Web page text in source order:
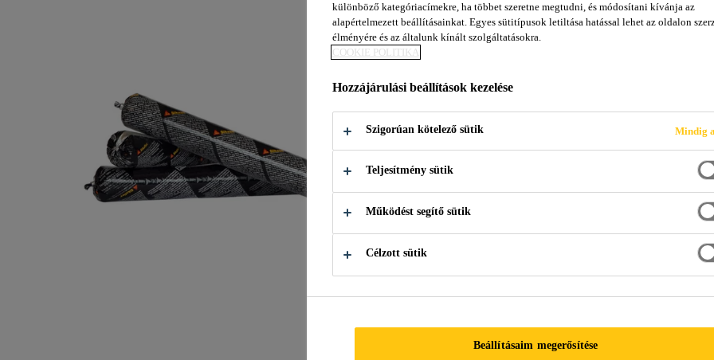
Sikaflex®-228
Önterülő ragasztóanyag nagyfelületű
A Sikaflex®-228 egykomponensű, önterülő,
anyagból készült panelek, például oldószerálló hab
Ideális nagyfelületű ragasztáshoz
Önterülő / alacsony viszkozitás
Rugalmas
különböző kategóriacímekre, ha többet szeretne megtudni, és módosítani kívánja az
alapértelmezett beállításainkat. Egyes sütitípusok letiltása hatással lehet az oldalon
élményére és az általunk kínált szolgáltatásokra.
COOKIE POLITIKA
Hozzájárulási beállítások kezelése
Szigorúan kötelező sütik Mindig
Teljesítmény sütik
Működést segítő sütik
Célzott sütik
Beállításaim megerősítése